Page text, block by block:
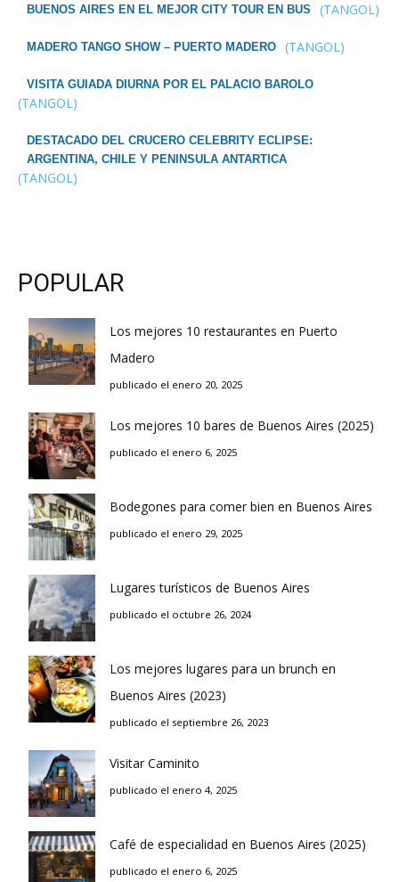
BUENOS AIRES EN EL MEJOR CITY TOUR EN BUS (TANGOL)
MADERO TANGO SHOW – PUERTO MADERO (TANGOL)
VISITA GUIADA DIURNA POR EL PALACIO BAROLO
(TANGOL)
DESTACADO DEL CRUCERO CELEBRITY ECLIPSE:
ARGENTINA, CHILE Y PENINSULA ANTARTICA
(TANGOL)
POPULAR
Los mejores 10 restaurantes en Puerto
Madero
publicado el enero 20, 2025
Los mejores 10 bares de Buenos Aires (2025)
publicado el enero 6, 2025
Bodegones para comer bien en Buenos Aires
publicado el enero 29, 2025
Lugares turísticos de Buenos Aires
publicado el octubre 26, 2024
Los mejores lugares para un brunch en
Buenos Aires (2023)
publicado el septiembre 26, 2023
Visitar Caminito
publicado el enero 4, 2025
Café de especialidad en Buenos Aires (2025)
publicado el enero 6, 2025